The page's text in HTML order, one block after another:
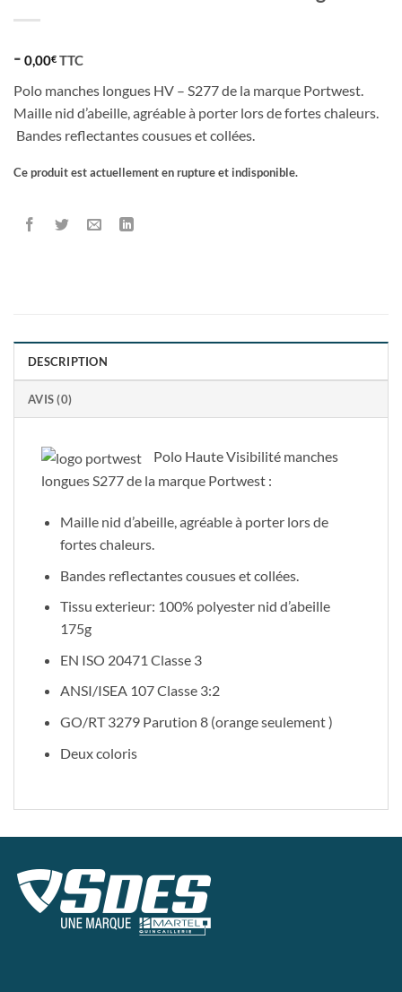
- 0,00€ TTC
Polo manches longues HV – S277 de la marque Portwest.
Maille nid d’abeille, agréable à porter lors de fortes chaleurs.
Bandes reflectantes cousues et collées.
Ce produit est actuellement en rupture et indisponible.
DESCRIPTION
AVIS (0)
Polo Haute Visibilité manches
longues S277 de la marque Portwest :
Maille nid d’abeille, agréable à porter lors de
fortes chaleurs.
Bandes reflectantes cousues et collées.
Tissu exterieur: 100% polyester nid d’abeille
175g
EN ISO 20471 Classe 3
ANSI/ISEA 107 Classe 3:2
GO/RT 3279 Parution 8 (orange seulement )
Deux coloris